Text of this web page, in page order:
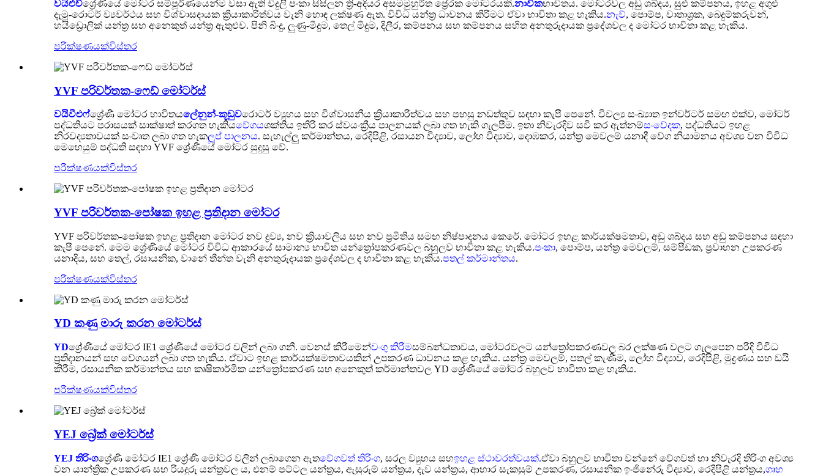
වයිඑච්ශ්‍රේණියේ මෝටර සම්පූර්ණයෙන්ම වසා ඇති විදුලි පංකා සිසිලන ත්‍රි-අදියර අසමමුහුර්ත ප්‍රේරක මෝටරයකි.නාවිකභාවිතය. මෝටරවල අඩු ශබ්දය, සුළු කම්පනය, ඉහළ අගුළු
දැමූ-රොටර් ව්‍යවර්ථය සහ විශ්වාසදායක ක්‍රියාකාරිත්වය වැනි හොඳ ලක්ෂණ ඇත. විවිධ යන්ත්‍ර ධාවනය කිරීමට ඒවා භාවිතා කළ හැකිය.නැව්, පොම්ප, වාතාශ්‍රක, බෙදුම්කරුවන්,
හයිඩ්‍රොලික් යන්ත්‍ර සහ අනෙකුත් යන්ත්‍ර ඇතුළුව. පිනි බිංදු, ලුණු-මීදුම, තෙල් මීදුම, දිලීර, කම්පනය සහ කම්පනය සහිත අනතුරුදායක ප්‍රදේශවල ද මෝටර භාවිතා කළ හැකිය.
පරීක්ෂණයක්විස්තර
YVF පරිවර්තක-ෆෙඩ් මෝටර්ස්
වයිවීඑෆ්ශ්‍රේණි මෝටර භාවිතයලේනුන්-කූඩුවරොටර් ව්‍යුහය සහ විශ්වාසනීය ක්‍රියාකාරිත්වය සහ පහසු නඩත්තුව සඳහා කැපී පෙනේ. විචල්‍ය සංඛ්‍යාත ඉන්වර්ටර් සමඟ එක්ව, මෝටර්
පද්ධතියට පරාසයක් සාක්ෂාත් කරගත හැකියවේගයශක්තිය ඉතිරි කර ස්වයංක්‍රීය පාලනයක් ලබා ගත හැකි ගැලපීම. ඉතා නිවැරදිව සවි කර ඇත්නම්සංවේදක, පද්ධතියට ඉහළ
නිරවද්‍යතාවයක් සංවෘත ලබා ගත හැකලූප් පාලනය. සැහැල්ලු කර්මාන්තය, රෙදිපිළි, රසායන විද්‍යාව, ලෝහ විද්‍යාව, දොඹකර, යන්ත්‍ර මෙවලම් යනාදී වේග නියාමනය අවශ්‍ය වන විවිධ
මෙහෙයුම් පද්ධති සඳහා YVF ශ්‍රේණියේ මෝටර සුදුසු වේ.
පරීක්ෂණයක්විස්තර
YVF පරිවර්තක-පෝෂක ඉහළ ප්‍රතිදාන මෝටර
YVF පරිවර්තක-පෝෂක ඉහළ ප්‍රතිදාන මෝටර නව ද්‍රව්‍ය, නව ක්‍රියාවලිය සහ නව ප්‍රමිතිය සමඟ නිෂ්පාදනය කෙරේ. මෝටර ඉහළ කාර්යක්ෂමතාව, අඩු ශබ්දය සහ අඩු කම්පනය සඳහා
කැපී පෙනේ. මෙම ශ්‍රේණියේ මෝටර විවිධ ආකාරයේ සාමාන්‍ය භාවිත යන්ත්‍රෝපකරණවල බහුලව භාවිතා කළ හැකිය.පංකා, පොම්ප, යන්ත්‍ර මෙවලම්, සම්පීඩක, ප්‍රවාහන උපකරණ
යනාදිය, සහ තෙල්, රසායනික, වානේ තීන්ත වැනි අනතුරුදායක ප්‍රදේශවල ද භාවිතා කළ හැකිය.පතල් කර්මාන්තය.
පරීක්ෂණයක්විස්තර
YD කණු මාරු කරන මෝටර්ස්
YDශ්‍රේණියේ මෝටර IE1 ශ්‍රේණියේ මෝටර වලින් ලබා ගනී. වෙනස් කිරීමෙන්වංගු කිරීමසම්බන්ධතාවය, මෝටරවලට යන්ත්‍රෝපකරණවල බර ලක්ෂණ වලට ගැලපෙන පරිදි විවිධ
ප්‍රතිදානයන් සහ වේගයන් ලබා ගත හැකිය. ඒවාට ඉහළ කාර්යක්ෂමතාවයකින් උපකරණ ධාවනය කළ හැකිය. යන්ත්‍ර මෙවලම්, පතල් කැණීම, ලෝහ විද්‍යාව, රෙදිපිළි, මුද්‍රණය සහ ඩයි
කිරීම, රසායනික කර්මාන්තය සහ කෘෂිකාර්මික යන්ත්‍රෝපකරණ සහ අනෙකුත් කර්මාන්තවල YD ශ්‍රේණියේ මෝටර බහුලව භාවිතා කළ හැකිය.
පරීක්ෂණයක්විස්තර
YEJ බ්‍රේක් මෝටර්ස්
YEJ තිරිංගශ්‍රේණි මෝටර IE1 ශ්‍රේණි මෝටර වලින් ලබාගෙන ඇතවේගවත් තිරිංග, සරල ව්‍යුහය සහඉහළ ස්ථාවරත්වයක්.ඒවා බහුලව භාවිතා වන්නේ වේගවත් හා නිවැරදි තිරිංග අවශ්‍ය
වන යාන්ත්‍රික උපකරණ සහ රියදුරු යන්ත්‍රවල ය, එනම් පට්ටල යන්ත්‍රය, ඇසුරුම් යන්ත්‍රය, දැව යන්ත්‍රය, ආහාර සැකසුම් උපකරණ, රසායනික ඉංජිනේරු විද්‍යාව, රෙදිපිළි යන්ත්‍රය,ගෘහ